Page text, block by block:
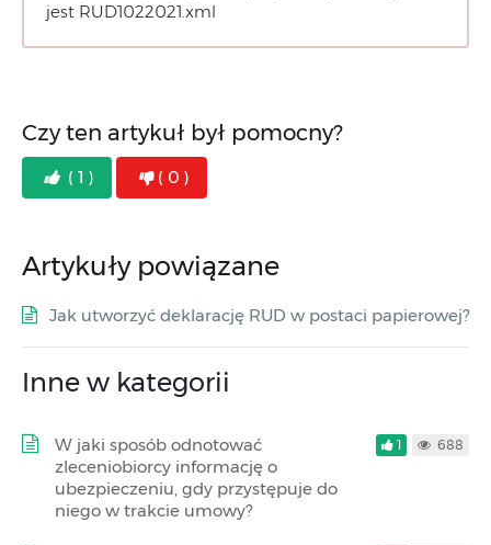
jest RUD1022021.xml
Czy ten artykuł był pomocny?
( 1 ) ( 0 )
Artykuły powiązane
Jak utworzyć deklarację RUD w postaci papierowej?
Inne w kategorii
W jaki sposób odnotować
zleceniobiorcy informację o
ubezpieczeniu, gdy przystępuje do
niego w trakcie umowy?
1 688